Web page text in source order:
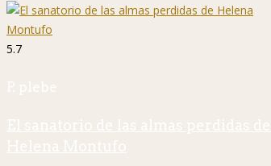
5.7
P. plebe
El sanatorio de las almas perdidas de
Helena Montufo